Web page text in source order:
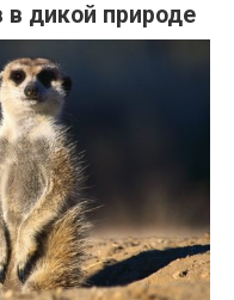
в дикой природе